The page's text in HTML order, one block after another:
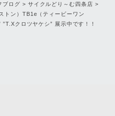
ブログ > サイクルどり～む四条店 >
トン）TB1e（ティービーワン
クロツヤケシ” 展示中です！！